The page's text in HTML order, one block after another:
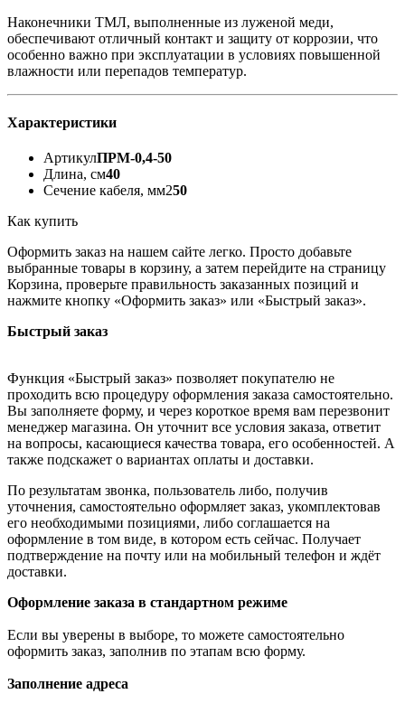
Наконечники ТМЛ, выполненные из луженой меди,
обеспечивают отличный контакт и защиту от коррозии, что
особенно важно при эксплуатации в условиях повышенной
влажности или перепадов температур.
Характеристики
АртикулПРМ-0,4-50
Длина, см40
Сечение кабеля, мм250
Как купить
Оформить заказ на нашем сайте легко. Просто добавьте
выбранные товары в корзину, а затем перейдите на страницу
Корзина, проверьте правильность заказанных позиций и
нажмите кнопку «Оформить заказ» или «Быстрый заказ».
Быстрый заказ
Функция «Быстрый заказ» позволяет покупателю не
проходить всю процедуру оформления заказа самостоятельно.
Вы заполняете форму, и через короткое время вам перезвонит
менеджер магазина. Он уточнит все условия заказа, ответит
на вопросы, касающиеся качества товара, его особенностей. А
также подскажет о вариантах оплаты и доставки.
По результатам звонка, пользователь либо, получив
уточнения, самостоятельно оформляет заказ, укомплектовав
его необходимыми позициями, либо соглашается на
оформление в том виде, в котором есть сейчас. Получает
подтверждение на почту или на мобильный телефон и ждёт
доставки.
Оформление заказа в стандартном режиме
Если вы уверены в выборе, то можете самостоятельно
оформить заказ, заполнив по этапам всю форму.
Заполнение адреса